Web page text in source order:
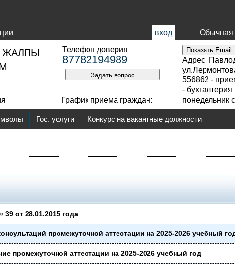
Обычная
вход
ЖАЛПЫ
Телефон доверия
87782194989
Задать вопрос
Показать Email
Адрес:
556862 -
- бухгалтерия
График приема граждан: понедельник
Гос. услуги Конкурс на вакантные должности
39 от 28.01.2015 года
промежуточной аттестации на 2025-2026 учебный
промежуточной аттестации на 2025-2026 учебный год